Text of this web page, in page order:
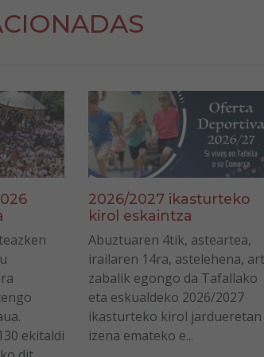
ekitaldi
2026/2027 ikasturteko
kirol eskaintza
Abuztuaren 4tik, asteartea,
irailaren 14ra, astelehena,
zabalik egongo da Tafallako
eta eskualdeko 2026/2027
ikasturteko kirol jardueretan
izena emateko e...